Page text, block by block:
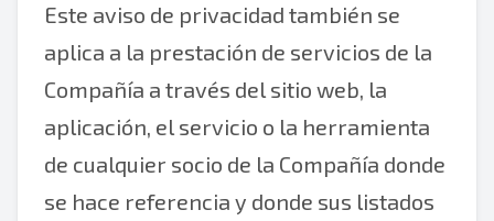
Este aviso de privacidad también se
aplica a la prestación de servicios de la
Compañía a través del sitio web, la
aplicación, el servicio o la herramienta
de cualquier socio de la Compañía donde
se hace referencia y donde sus listados